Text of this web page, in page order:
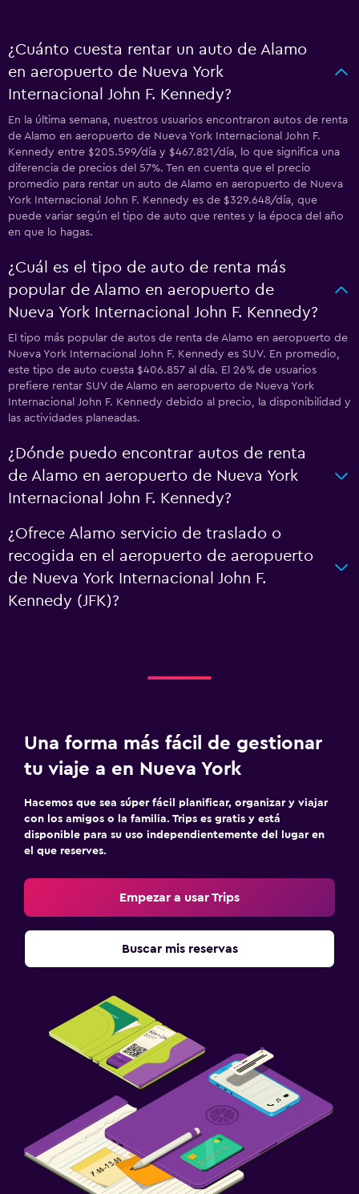
¿Cuánto cuesta rentar un auto de Alamo
en aeropuerto de Nueva York
Internacional John F. Kennedy?
En la última semana, nuestros usuarios encontraron autos de renta
de Alamo en aeropuerto de Nueva York Internacional John F.
Kennedy entre $205.599/día y $467.821/día, lo que significa una
diferencia de precios del 57%. Ten en cuenta que el precio
promedio para rentar un auto de Alamo en aeropuerto de Nueva
York Internacional John F. Kennedy es de $329.648/día, que
puede variar según el tipo de auto que rentes y la época del año
en que lo hagas.
¿Cuál es el tipo de auto de renta más
popular de Alamo en aeropuerto de
Nueva York Internacional John F. Kennedy?
El tipo más popular de autos de renta de Alamo en aeropuerto de
Nueva York Internacional John F. Kennedy es SUV. En promedio,
este tipo de auto cuesta $406.857 al día. El 26% de usuarios
prefiere rentar SUV de Alamo en aeropuerto de Nueva York
Internacional John F. Kennedy debido al precio, la disponibilidad y
las actividades planeadas.
¿Dónde puedo encontrar autos de renta
de Alamo en aeropuerto de Nueva York
Internacional John F. Kennedy?
¿Ofrece Alamo servicio de traslado o
recogida en el aeropuerto de aeropuerto
de Nueva York Internacional John F.
Kennedy (JFK)?
Una forma más fácil de gestionar
tu viaje a en Nueva York
Hacemos que sea súper fácil planificar, organizar y viajar
con los amigos o la familia. Trips es gratis y está
disponible para su uso independientemente del lugar en
el que reserves.
Empezar a usar Trips
Buscar mis reservas